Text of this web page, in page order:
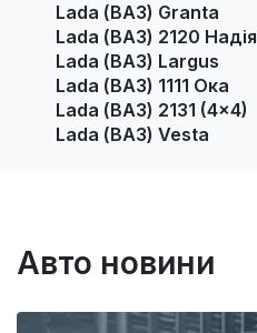
Lada (ВАЗ) Granta
Lada (ВАЗ) 2120 Надія
Lada (ВАЗ) Largus
Lada (ВАЗ) 1111 Ока
Lada (ВАЗ) 2131 (4x4)
Lada (ВАЗ) Vesta
Авто новини